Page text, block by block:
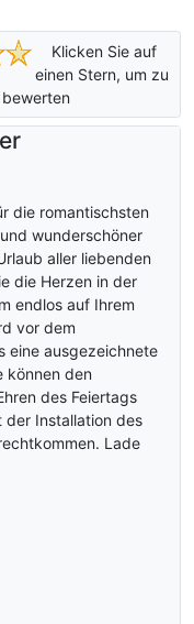
Klicken Sie auf
einen Stern, um zu
bewerten
die romantischsten
wunderschöner
aller liebenden
die Herzen in der
endlos auf Ihrem
vor dem
eine ausgezeichnete
können den
des Feiertags
der Installation des
Lade